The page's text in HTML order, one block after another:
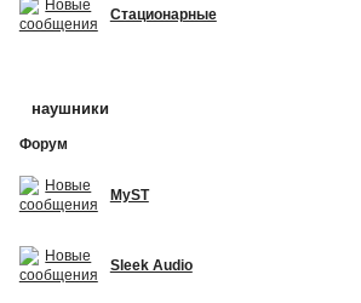
Стационарные
наушники
Форум
MyST
Sleek Audio